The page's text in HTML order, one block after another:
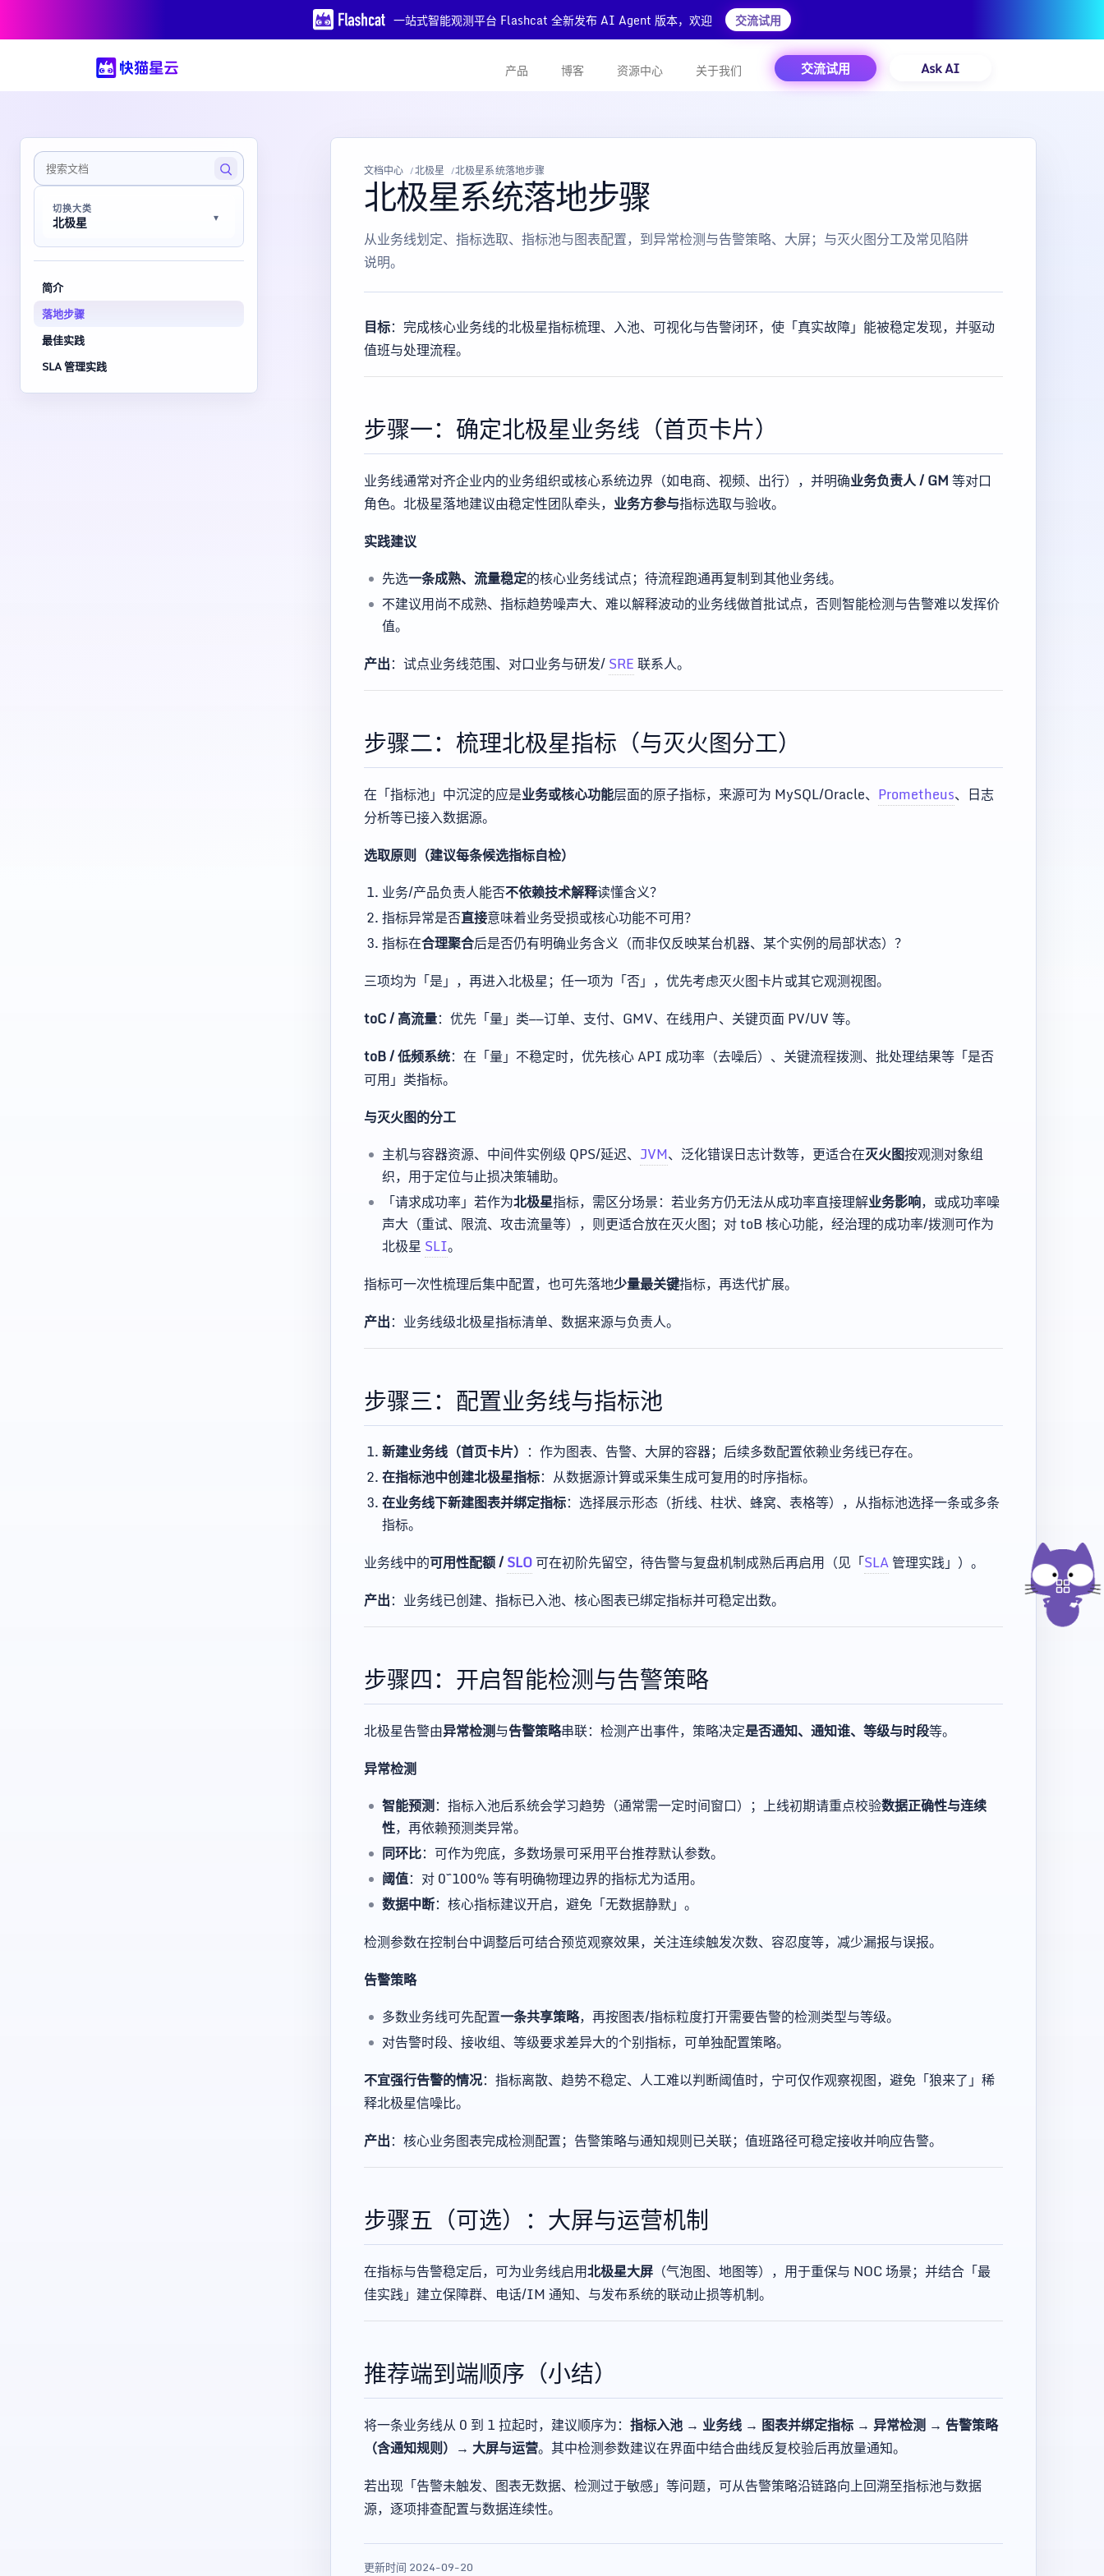
一站式智能观测平台 Flashcat 全新发布 AI Agent 版本，欢迎 交流试用
产品 博客 资源中心 关于我们 交流试用 Ask AI
切换大类
北极星
简介
落地步骤
最佳实践
SLA 管理实践
文档中心 北极星 北极星系统落地步骤
北极星系统落地步骤
从业务线划定、指标选取、指标池与图表配置，到异常检测与告警策略、大屏；与灭火图分工及常见陷阱
说明。
目标：完成核心业务线的北极星指标梳理、入池、可视化与告警闭环，使「真实故障」能被稳定发现，并驱动
值班与处理流程。
步骤一：确定北极星业务线（首页卡片）
业务线通常对齐企业内的业务组织或核心系统边界（如电商、视频、出行），并明确业务负责人 / GM等对口
角色。北极星落地建议由稳定性团队牵头， 业务方参与指标选取与验收。
实践建议
先选一条成熟、流量稳定的核心业务线试点；待流程跑通再复制到其他业务线。
不建议用尚不成熟、指标趋势噪声大、难以解释波动的业务线做首批试点，否则智能检测与告警难以发挥价
值。
产出：试点业务线范围、对口业务与研发/SRE联系人。
步骤二：梳理北极星指标（与灭火图分工）
在「指标池」中沉淀的应是业务或核心功能层面的原子指标，来源可为 MySQL/Oracle、 Prometheus、日志
分析等已接入数据源。
选取原则（建议每条候选指标自检）
业务/产品负责人能否不依赖技术解释读懂含义？
指标异常是否直接意味着业务受损或核心功能不可用？
指标在合理聚合后是否仍有明确业务含义（而非仅反映某台机器、某个实例的局部状态）？
三项均为「是」，再进入北极星；任一项为「否」，优先考虑灭火图卡片或其它观测视图。
toC / 高流量：优先「量」类——订单、支付、GMV、在线用户、关键页面 PV/UV 等。
toB / 低频系统：在「量」不稳定时，优先核心 API 成功率（去噪后）、关键流程拨测、批处理结果等「是否
可用」类指标。
与灭火图的分工
主机与容器资源、中间件实例级 QPS/延迟、 JVM、泛化错误日志计数等，更适合在灭火图按观测对象组
织，用于定位与止损决策辅助。
「请求成功率」若作为北极星指标，需区分场景：若业务方仍无法从成功率直接理解业务影响，或成功率噪
声大（重试、限流、攻击流量等），则更适合放在灭火图；对 toB 核心功能，经治理的成功率/拨测可作为
北极星 SLI。
指标可一次性梳理后集中配置，也可先落地少量最关键指标，再迭代扩展。
产出：业务线级北极星指标清单、数据来源与负责人。
步骤三：配置业务线与指标池
新建业务线（首页卡片） ：作为图表、告警、大屏的容器；后续多数配置依赖业务线已存在。
在指标池中创建北极星指标：从数据源计算或采集生成可复用的时序指标。
在业务线下新建图表并绑定指标：选择展示形态（折线、柱状、蜂窝、表格等），从指标池选择一条或多条
指标。
业务线中的可用性配额 /SLO可在初阶先留空，待告警与复盘机制成熟后再启用（见「SLA管理实践」）。
产出：业务线已创建、指标已入池、核心图表已绑定指标并可稳定出数。
步骤四：开启智能检测与告警策略
北极星告警由异常检测与告警策略串联：检测产出事件，策略决定是否通知、通知谁、等级与时段等。
异常检测
智能预测：指标入池后系统会学习趋势（通常需一定时间窗口）；上线初期请重点校验数据正确性与连续
性，再依赖预测类异常。
同环比：可作为兜底，多数场景可采用平台推荐默认参数。
阈值：对 0~100% 等有明确物理边界的指标尤为适用。
数据中断：核心指标建议开启，避免「无数据静默」。
检测参数在控制台中调整后可结合预览观察效果，关注连续触发次数、容忍度等，减少漏报与误报。
告警策略
多数业务线可先配置一条共享策略，再按图表/指标粒度打开需要告警的检测类型与等级。
对告警时段、接收组、等级要求差异大的个别指标，可单独配置策略。
不宜强行告警的情况：指标离散、趋势不稳定、人工难以判断阈值时，宁可仅作观察视图，避免「狼来了」稀
释北极星信噪比。
产出：核心业务图表完成检测配置；告警策略与通知规则已关联；值班路径可稳定接收并响应告警。
步骤五（可选）：大屏与运营机制
在指标与告警稳定后，可为业务线启用北极星大屏 （气泡图、地图等），用于重保与 NOC 场景；并结合「最
佳实践」建立保障群、电话/IM 通知、与发布系统的联动止损等机制。
推荐端到端顺序（小结）
将一条业务线从 0 到 1 拉起时，建议顺序为： 指标入池 → 业务线 → 图表并绑定指标 → 异常检测 → 告警策略
（含通知规则）→ 大屏与运营。其中检测参数建议在界面中结合曲线反复校验后再放量通知。
若出现「告警未触发、图表无数据、检测过于敏感」等问题，可从告警策略沿链路向上回溯至指标池与数据
源，逐项排查配置与数据连续性。
更新时间 2024-09-20